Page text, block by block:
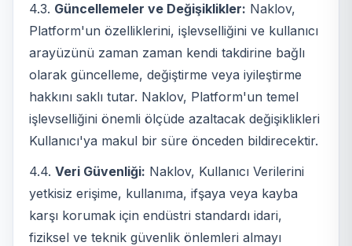
4.3. Güncellemeler ve Değişiklikler: Naklov,
Platform'un özelliklerini, işlevselliğini ve kullanıcı
arayüzünü zaman zaman kendi takdirine bağlı
olarak güncelleme, değiştirme veya iyileştirme
hakkını saklı tutar. Naklov, Platform'un temel
işlevselliğini önemli ölçüde azaltacak değişiklikleri
Kullanıcı'ya makul bir süre önceden bildirecektir.
4.4. Veri Güvenliği: Naklov, Kullanıcı Verilerini
yetkisiz erişime, kullanıma, ifşaya veya kayba
karşı korumak için endüstri standardı idari,
fiziksel ve teknik güvenlik önlemleri almayı